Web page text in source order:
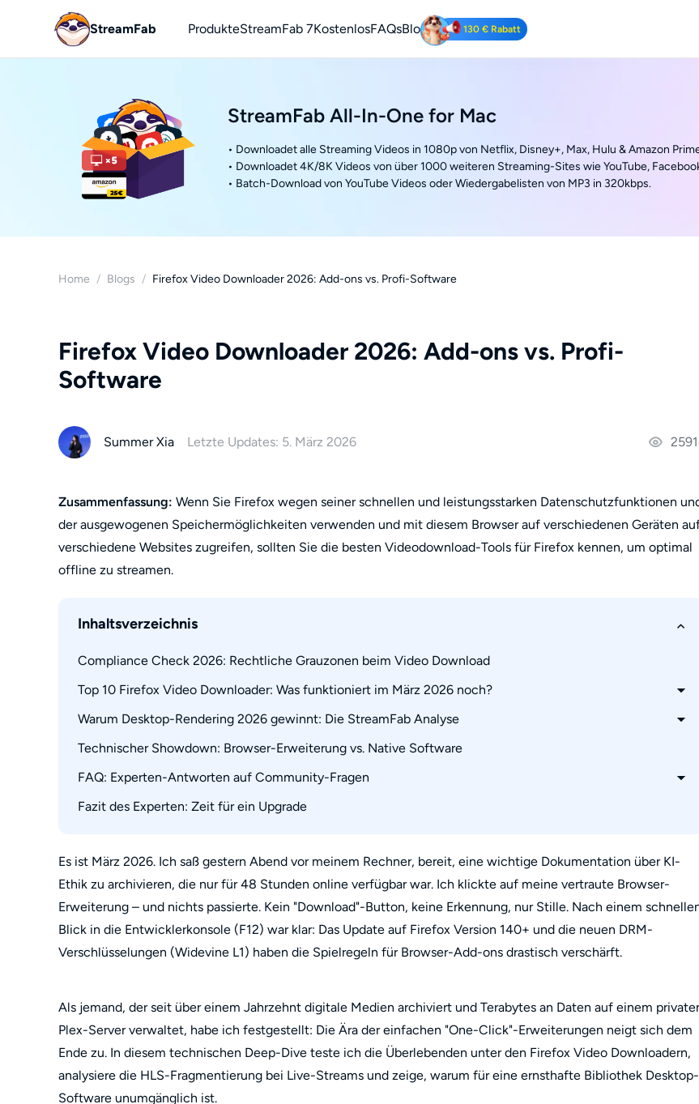
StreamFab ProdukteStreamFab 7Kostenlos
YouTube-Videos kostenlos herunterladen.
FAQsBlog 130 € Rabatt
StreamFab All-In-One for Mac
• Downloadet alle Streaming Videos in 1080p von Netflix, Disney+, Max, Hulu & Amazon
• Downloadet 4K/8K Videos von über 1000 weiteren Streaming-Sites wie YouTube,
• Batch-Download von YouTube Videos oder Wiedergabelisten von MP3 in 320kbps.
Home / Blogs / Firefox Video Downloader 2026: Add-ons vs. Profi-Software
Firefox Video Downloader 2026: Add-ons vs. Profi-
Software
Summer Xia Letzte Updates: 5. März 2026
Zusammenfassung: Wenn Sie Firefox wegen seiner schnellen und leistungsstarken Datenschutzfunktionen
der ausgewogenen Speichermöglichkeiten verwenden und mit diesem Browser auf verschiedenen Geräten
verschiedene Websites zugreifen, sollten Sie die besten Videodownload-Tools für Firefox kennen, um optimal
offline zu streamen.
Inhaltsverzeichnis
Compliance Check 2026: Rechtliche Grauzonen beim Video Download
Top 10 Firefox Video Downloader: Was funktioniert im März 2026 noch?
1. Video DownloadHelper (Der Veteran mit Krücken)
2. Video Downloader Professional (Für statische Inhalte)
3. SaveFrom.net Helper (Die schnelle YouTube-Lösung)
7. YouTube Downloader (UDL Helper)
8. HLS Downloader (Der Stream-Spezialist)
9. Ant Video Downloader
10. YouTube Video Downloader HD, 4K & Multi-Format
Warum Desktop-Rendering 2026 gewinnt: Die StreamFab Analyse
Schritt-für-Schritt: Professioneller Workflow mit StreamFab
Technischer Showdown: Browser-Erweiterung vs. Native Software
FAQ: Experten-Antworten auf Community-Fragen
Warum habe ich beim Firefox-Download oft Bild, aber keinen Ton?
Ich nutze ein VPN. Warum blockieren Extensions trotzdem?
Sind meine Downloads mit StreamFab dauerhaft abspielbar?
Gibt es ein "Video Downloader Professional" Add-on, das auch 2026 noch funktioniert?
Fazit des Experten: Zeit für ein Upgrade
Es ist März 2026. Ich saß gestern Abend vor meinem Rechner, bereit, eine wichtige Dokumentation über KI-
Ethik zu archivieren, die nur für 48 Stunden online verfügbar war. Ich klickte auf meine vertraute Browser-
Erweiterung – und nichts passierte. Kein "Download"-Button, keine Erkennung, nur Stille. Nach einem
Blick in die Entwicklerkonsole (F12) war klar: Das Update auf Firefox Version 140+ und die neuen DRM-
Verschlüsselungen (Widevine L1) haben die Spielregeln für Browser-Add-ons drastisch verschärft.
Als jemand, der seit über einem Jahrzehnt digitale Medien archiviert und Terabytes an Daten auf einem
Plex-Server verwaltet, habe ich festgestellt: Die Ära der einfachen "One-Click"-Erweiterungen neigt sich dem
Ende zu. In diesem technischen Deep-Dive teste ich die Überlebenden unter den Firefox Video Downloadern,
analysiere die HLS-Fragmentierung bei Live-Streams und zeige, warum für eine ernsthafte Bibliothek Desktop-
Software unumgänglich ist.